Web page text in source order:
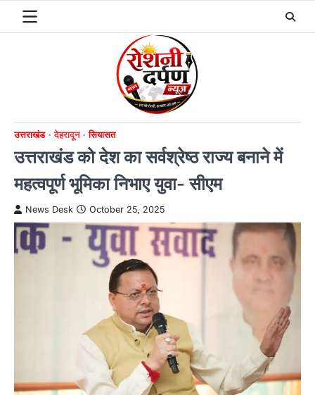
उत्तराखंड देहरादून सियासत
उत्तराखंड को देश का सर्वश्रेष्ठ राज्य बनाने में
महत्वपूर्ण भूमिका निभाए युवा- सीएम
News Desk October 25, 2025